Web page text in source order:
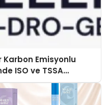
Karbon Emisyonlu
ISO ve TSSA